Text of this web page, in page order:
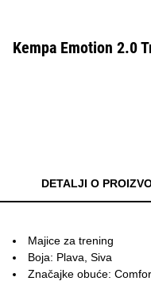
Kempa Emotion 2.0
DETALJI O
Majice za trening
Boja: Plava, Siva
Značajke obuće: